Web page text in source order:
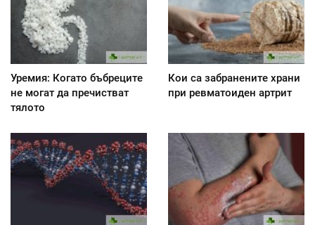
Уремия: Когато бъбреците
не могат да пречистват
тялото
Кои са забранените храни
при ревматоиден артрит